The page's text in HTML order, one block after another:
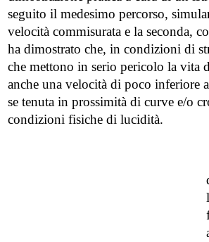
seguito il medesimo percorso,
velocità commisurata e la seconda,
ha dimostrato che, in condizioni di
che mettono in serio pericolo la vita
anche una velocità di poco inferiore
se tenuta in prossimità di curve e/o
condizioni fisiche di lucidità.